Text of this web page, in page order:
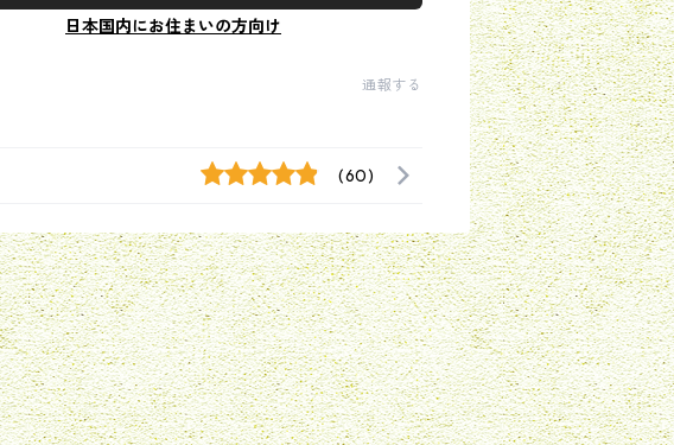
日本国内にお住まいの方向け
通報する
(60)